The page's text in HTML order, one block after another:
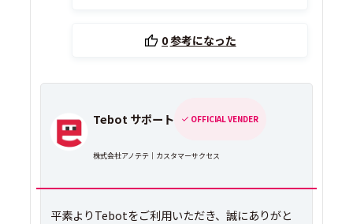
0参考になった
Tebot サポート OFFICIAL VENDER
株式会社アノテテ｜カスタマーサクセス
平素よりTebotをご利用いただき、誠にありがと